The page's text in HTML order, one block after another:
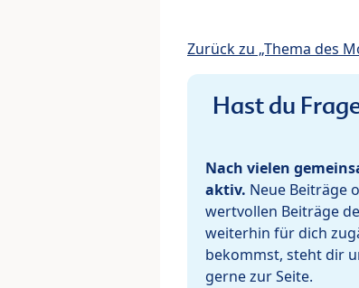
Zurück zu „Thema des
Hast du
Nach vielen
aktiv. Neue Beiträge
wertvollen Beiträge
weiterhin für dich
bekommst, steht dir
gerne zur Seite.